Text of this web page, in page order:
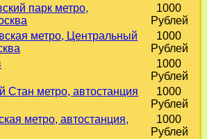
парк метро,
1000
Рублей
метро, Центральный
1000
Рублей
1000
Рублей
Стан метро, автостанция
1000
Рублей
метро, автостанция,
1000
Рублей